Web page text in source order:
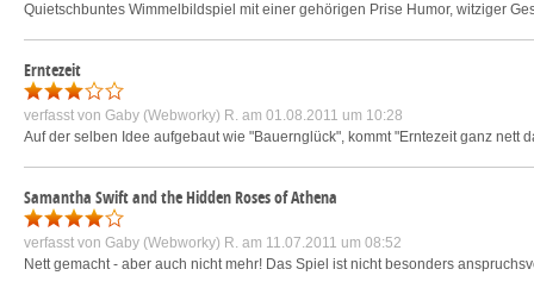
Quietschbuntes Wimmelbildspiel mit einer gehörigen Prise Humor, witziger
Erntezeit
verfasst von Gaby (Webworky) R. am 01.08.2011 um 10:28
Auf der selben Idee aufgebaut wie "Bauernglück", kommt "Erntezeit ganz
Samantha Swift and the Hidden Roses of Athena
verfasst von Gaby (Webworky) R. am 11.07.2011 um 08:52
Nett gemacht - aber auch nicht mehr! Das Spiel ist nicht besonders